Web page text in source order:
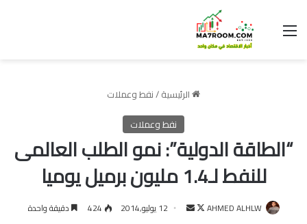
القائمة
الرئيسية/نفط وعملات
نفط وعملات
“الطاقة الدولية”: نمو الطلب العالمى
للنفط لـ1.4 مليون برميل يوميا
AHMED ALHLW
تابعأرسل 12 يوليو,2014 424 دقيقة واحدة